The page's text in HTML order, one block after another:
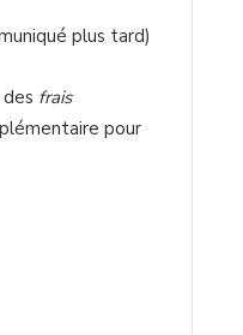
plus tard)
frais
pour